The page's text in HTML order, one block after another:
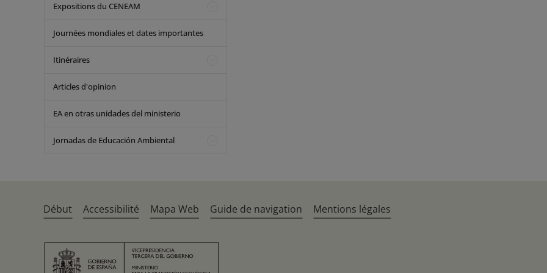
Expositions du CENEAM
Journées mondiales et dates importantes
Itinéraires
Articles d'opinion
EA en otras unidades del ministerio
Jornadas de Educación Ambiental
Début Accessibilité Mapa Web Guide de navigation Mentions légales